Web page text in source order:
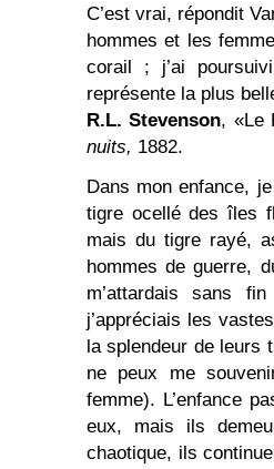
C’est vrai, répondit
hommes et les
corail ; j’ai
représente la plus
R.L. Stevenson, «Le
nuits, 1882.
Dans mon enfance,
tigre ocellé des îles
mais du tigre rayé,
hommes de guerre,
m’attardais sans
j’appréciais les
la splendeur de leurs
ne peux me
femme). L’enfance
eux, mais ils
chaotique, ils